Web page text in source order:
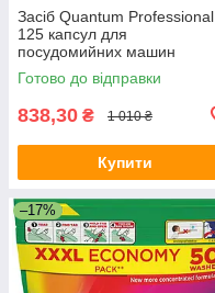
Засіб Quantum Professional
125 капсул для
посудомийних машин
Готово до відправки
838,30 ₴ 1 010 ₴
Купити
–17%